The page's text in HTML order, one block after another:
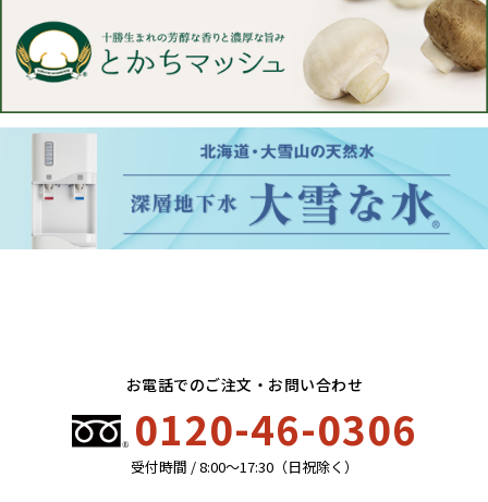
お電話でのご注文・お問い合わせ
0120-46-0306
受付時間 / 8:00〜17:30（日祝除く）